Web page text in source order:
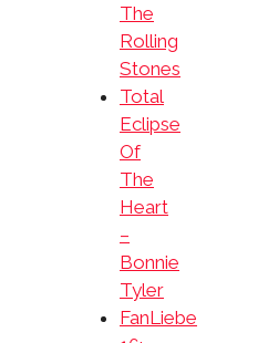
The
Rolling
Stones
Total
Eclipse
Of
The
Heart
–
Bonnie
Tyler
FanLiebe